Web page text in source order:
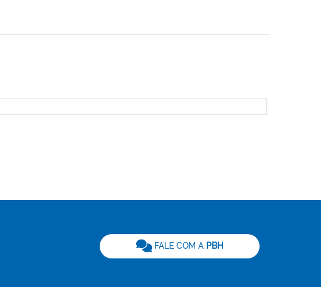
FALE COM A PBH